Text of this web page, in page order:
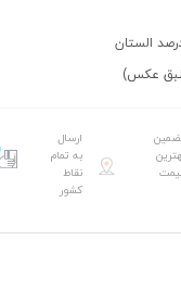
ارسال
به تمام
نقاط
کشور